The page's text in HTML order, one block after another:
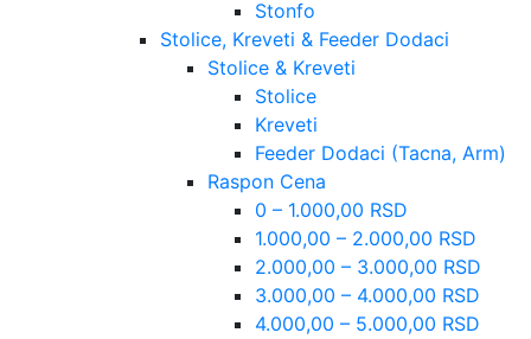
Stonfo
Stolice, Kreveti & Feeder Dodaci
Stolice & Kreveti
Stolice
Kreveti
Feeder Dodaci (Tacna, Arm)
Raspon Cena
0 – 1.000,00 RSD
1.000,00 – 2.000,00 RSD
2.000,00 – 3.000,00 RSD
3.000,00 – 4.000,00 RSD
4.000,00 – 5.000,00 RSD